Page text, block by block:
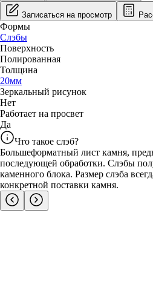
Записаться на просмотр
Формы
Слэбы
Поверхность
Полированная
Толщина
20мм
Зеркальный рисунок
Нет
Работает на просвет
Да
Что такое слэб?
Большеформатный лист камня,
последующей обработки. Слэбы
каменного блока. Размер слэба
конкретной поставки камня.